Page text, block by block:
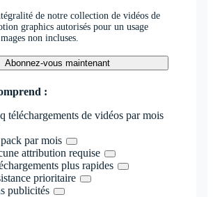
de notre collection de vidéos de
graphics autorisés pour un usage
non incluses.
Abonnez-vous maintenant
:
téléchargements de vidéos par mois
par mois
attribution requise
plus rapides
prioritaire
publicités